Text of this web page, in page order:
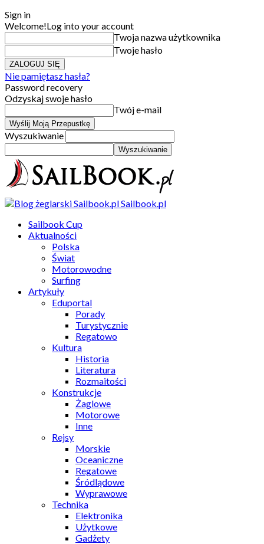
Sign in
Welcome!Log into your account
Twoja nazwa użytkownika
Twoje hasło
Nie pamiętasz hasła?
Password recovery
Odzyskaj swoje hasło
Twój e-mail
Wyszukiwanie
Sailbook.pl
Sailbook Cup
Aktualności
Polska
Świat
Motorowodne
Surfing
Artykuły
Eduportal
Porady
Turystycznie
Regatowo
Kultura
Historia
Literatura
Rozmaitości
Konstrukcje
Żaglowe
Motorowe
Inne
Rejsy
Morskie
Oceaniczne
Regatowe
Śródlądowe
Wyprawowe
Technika
Elektronika
Użytkowe
Gadżety